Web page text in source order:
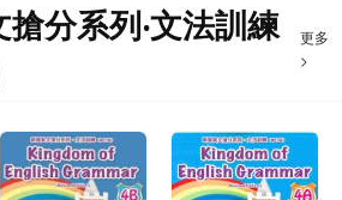
分系列‧文法訓練
更多
>